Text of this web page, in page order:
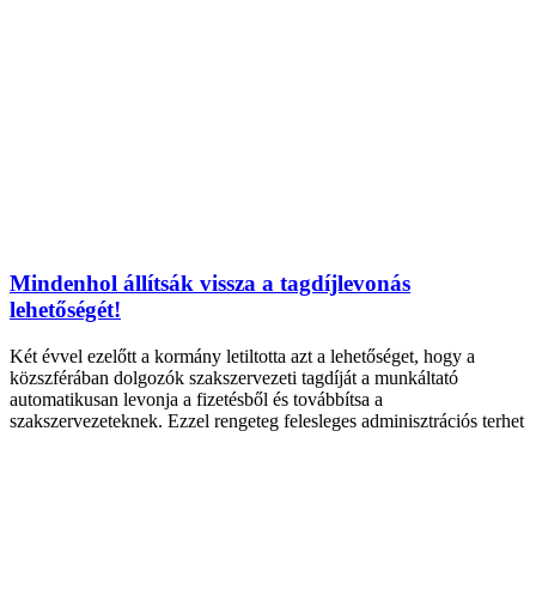
Mindenhol állítsák vissza a tagdíjlevonás
lehetőségét!
Két évvel ezelőtt a kormány letiltotta azt a lehetőséget, hogy a
közszférában dolgozók szakszervezeti tagdíját a munkáltató
automatikusan levonja a fizetésből és továbbítsa a
szakszervezeteknek. Ezzel rengeteg felesleges adminisztrációs terhet